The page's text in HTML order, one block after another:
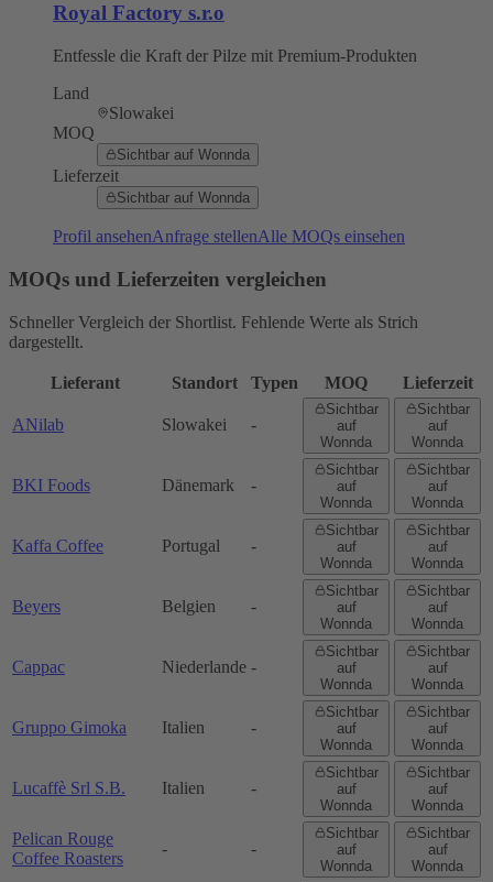
Royal Factory s.r.o
Entfessle die Kraft der Pilze mit Premium-Produkten
Land
Slowakei
MOQ
Sichtbar auf Wonnda
Lieferzeit
Sichtbar auf Wonnda
Profil ansehenAnfrage stellenAlle MOQs einsehen
MOQs und Lieferzeiten vergleichen
Schneller Vergleich der Shortlist. Fehlende Werte als Strich
dargestellt.
Lieferant Standort Typen MOQ Lieferzeit
ANilab Slowakei -
Sichtbar
auf
Wonnda
Sichtbar
auf
Wonnda
BKI Foods Dänemark -
Sichtbar
auf
Wonnda
Sichtbar
auf
Wonnda
Kaffa Coffee Portugal -
Sichtbar
auf
Wonnda
Sichtbar
auf
Wonnda
Beyers Belgien -
Sichtbar
auf
Wonnda
Sichtbar
auf
Wonnda
Cappac Niederlande -
Sichtbar
auf
Wonnda
Sichtbar
auf
Wonnda
Gruppo Gimoka Italien -
Sichtbar
auf
Wonnda
Sichtbar
auf
Wonnda
Lucaffè Srl S.B. Italien -
Sichtbar
auf
Wonnda
Sichtbar
auf
Wonnda
Pelican Rouge
Coffee Roasters
- -
Sichtbar
auf
Wonnda
Sichtbar
auf
Wonnda